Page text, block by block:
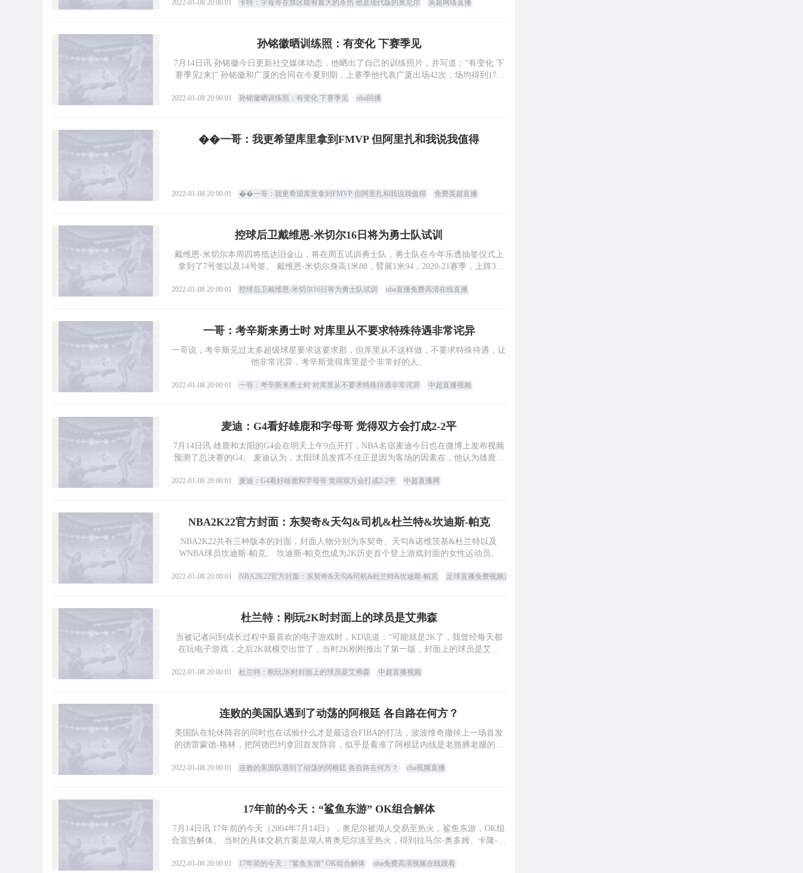
2022-01-08 20:00:01 卡特：字母哥在禁区能有最大的杀伤 他是现代版的奥尼尔 英超网络直播
孙铭徽晒训练照：有变化 下赛季见
7月14日讯 孙铭徽今日更新社交媒体动态，他晒出了自己的训练照片，并写道：“有变化 下
赛季见[来]” 孙铭徽和广厦的合同在今夏到期，上赛季他代表广厦出场42次，场均得到17.4
2022-01-08 20:00:01 孙铭徽晒训练照：有变化 下赛季见 nba回播
��一哥：我更希望库里拿到FMVP 但阿里扎和我说我值得
2022-01-08 20:00:01 ��一哥：我更希望库里拿到FMVP 但阿里扎和我说我值得 免费英超直播
控球后卫戴维恩-米切尔16日将为勇士队试训
戴维恩-米切尔本周四将抵达旧金山，将在周五试训勇士队，勇士队在今年乐透抽签仪式上
拿到了7号签以及14号签。 戴维恩-米切尔身高1米88，臂展1米94，2020-21赛季，上阵30
2022-01-08 20:00:01 控球后卫戴维恩-米切尔16日将为勇士队试训 nba直播免费高清在线直播
一哥：考辛斯来勇士时 对库里从不要求特殊待遇非常诧异
一哥说，考辛斯见过太多超级球星要求这要求那，但库里从不这样做，不要求特殊待遇，让
他非常诧异，考辛斯觉得库里是个非常好的人。
2022-01-08 20:00:01 一哥：考辛斯来勇士时 对库里从不要求特殊待遇非常诧异 中超直播视频
麦迪：G4看好雄鹿和字母哥 觉得双方会打成2-2平
7月14日讯 雄鹿和太阳的G4会在明天上午9点开打，NBA名宿麦迪今日也在微博上发布视频
预测了总决赛的G4。 麦迪认为，太阳球员发挥不佳正是因为客场的因素在，他认为雄鹿字
2022-01-08 20:00:01 麦迪：G4看好雄鹿和字母哥 觉得双方会打成2-2平 中超直播网
NBA2K22官方封面：东契奇&天勾&司机&杜兰特&坎迪斯-帕克
NBA2K22共有三种版本的封面，封面人物分别为东契奇、天勾&诺维茨基&杜兰特以及
WNBA球员坎迪斯-帕克。 坎迪斯-帕克也成为2K历史首个登上游戏封面的女性运动员。
2022-01-08 20:00:01 NBA2K22官方封面：东契奇&天勾&司机&杜兰特&坎迪斯-帕克 足球直播免费视频直播
杜兰特：刚玩2K时封面上的球员是艾弗森
当被记者问到成长过程中最喜欢的电子游戏时，KD说道：“可能就是2K了，我曾经每天都
在玩电子游戏，之后2K就横空出世了，当时2K刚刚推出了第一版，封面上的球员是艾弗
2022-01-08 20:00:01 杜兰特：刚玩2K时封面上的球员是艾弗森 中超直播视频
连败的美国队遇到了动荡的阿根廷 各自路在何方？
美国队在轮休阵容的同时也在试验什么才是最适合FIBA的打法，波波维奇撤掉上一场首发
的德雷蒙德-格林，把阿德巴约拿回首发阵容，似乎是看准了阿根廷内线是老胳膊老腿的斯
2022-01-08 20:00:01 连败的美国队遇到了动荡的阿根廷 各自路在何方？ cba视频直播
17年前的今天：“鲨鱼东游” OK组合解体
7月14日讯 17年前的今天（2004年7月14日），奥尼尔被湖人交易至热火，鲨鱼东游，OK组
合宣告解体。 当时的具体交易方案是湖人将奥尼尔送至热火，得到拉马尔-奥多姆、卡隆-巴
2022-01-08 20:00:01 17年前的今天：“鲨鱼东游” OK组合解体 nba免费高清视频在线观看